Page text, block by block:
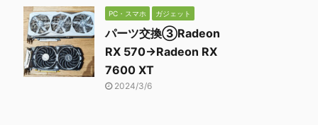
PC・スマホ ガジェット
パーツ交換③Radeon
RX 570→Radeon RX
7600 XT
2024/3/6